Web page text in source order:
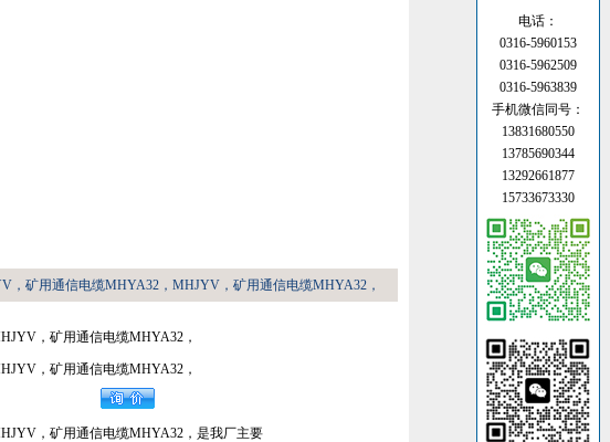
，矿用通信电缆MHYA32，MHJYV，矿用通信电缆MHYA32，
，矿用通信电缆MHYA32，
，矿用通信电缆MHYA32，
，矿用通信电缆MHYA32，是我厂主要
电话：
0316-5960153
0316-5962509
0316-5963839
手机微信同号：
13831680550
13785690344
13292661877
15733673330